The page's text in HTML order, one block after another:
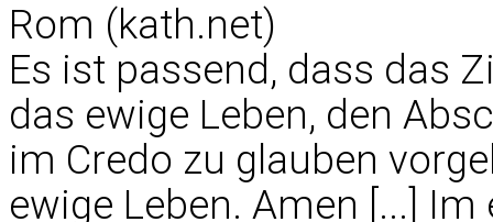
Rom (kath.net)
Es ist passend, dass das
das ewige Leben, den
im Credo zu glauben
ewige Leben. Amen [...]